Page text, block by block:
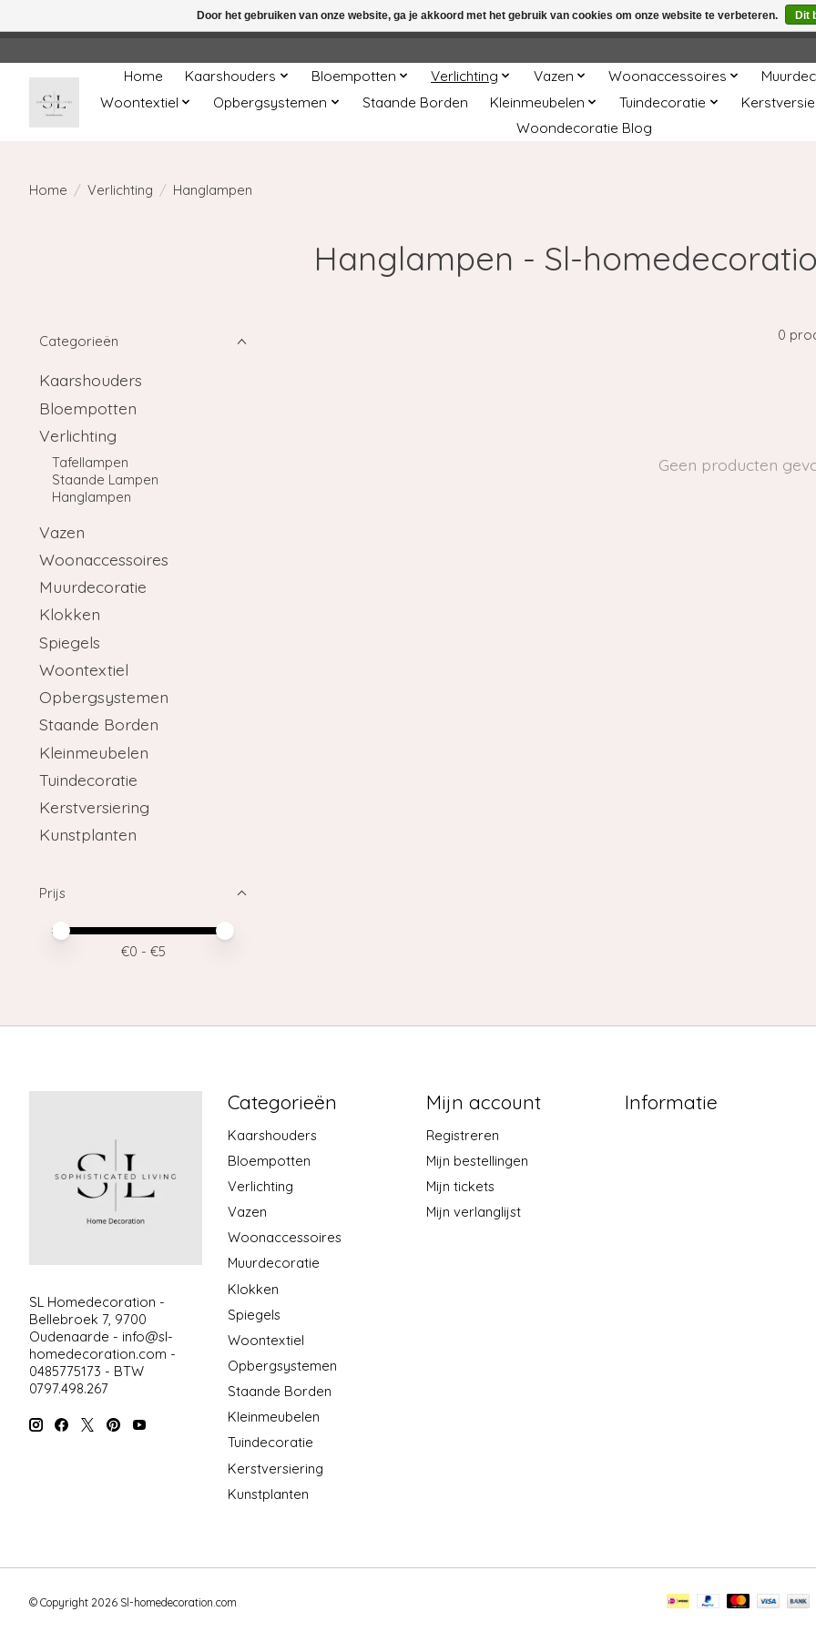
Home Kaarshouders Bloempotten Verlichting Vazen Woonaccessoires
Woontextiel
Opbergsystemen Staande Borden Kleinmeubelen Tuindecoratie
Woondecoratie Blog
Home / Verlichting / Hanglampen
Hanglampen - Sl-
Categorieën
Kaarshouders
Bloempotten
Verlichting
Tafellampen
Staande Lampen
Hanglampen
Vazen
Woonaccessoires
Muurdecoratie
Klokken
Spiegels
Woontextiel
Opbergsystemen
Staande Borden
Kleinmeubelen
Tuindecoratie
Kerstversiering
Kunstplanten
Prijs
Minimale prijswaarde
Price maximum value
€0 - €5
0
Geen producten
SL Homedecoration -
Bellebroek 7, 9700
Oudenaarde - info@sl-
homedecoration.com -
0485775173 - BTW
0797.498.267
Categorieën
Kaarshouders
Bloempotten
Verlichting
Vazen
Woonaccessoires
Muurdecoratie
Klokken
Spiegels
Woontextiel
Opbergsystemen
Staande Borden
Kleinmeubelen
Tuindecoratie
Kerstversiering
Kunstplanten
Mijn account
Registreren
Mijn bestellingen
Mijn tickets
Mijn verlanglijst
Informatie
© Copyright 2026 Sl-homedecoration.com
Door het gebruiken van onze website, ga je akkoord met het gebruik van cookies om onze website te verbeteren. Dit
← Keer terug naar de backofficeDeze winkel is in aanbouw. Eventueel geplaatste orders zullen niet